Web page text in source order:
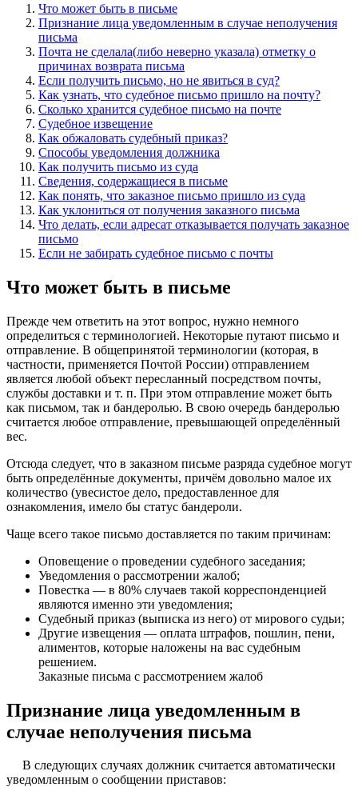
Что может быть в письме
Признание лица уведомленным в случае неполучения
письма
Почта не сделала(либо неверно указала) отметку о
причинах возврата письма
Если получить письмо, но не явиться в суд?
Как узнать, что судебное письмо пришло на почту?
Сколько хранится судебное письмо на почте
Судебное извещение
Как обжаловать судебный приказ?
Способы уведомления должника
Как получить письмо из суда
Сведения, содержащиеся в письме
Как понять, что заказное письмо пришло из суда
Как уклониться от получения заказного письма
Что делать, если адресат отказывается получать заказное
письмо
Если не забирать судебное письмо с почты
Что может быть в письме
Прежде чем ответить на этот вопрос, нужно немного
определиться с терминологией. Некоторые путают письмо и
отправление. В общепринятой терминологии (которая, в
частности, применяется Почтой России) отправлением
является любой объект пересланный посредством почты,
службы доставки и т. п. При этом отправление может быть
как письмом, так и бандеролью. В свою очередь бандеролью
считается любое отправление, превышающей определённый
вес.
Отсюда следует, что в заказном письме разряда судебное могут
быть определённые документы, причём довольно малое их
количество (увесистое дело, предоставленное для
ознакомления, имело бы статус бандероли.
Чаще всего такое письмо доставляется по таким причинам:
Оповещение о проведении судебного заседания;
Уведомления о рассмотрении жалоб;
Повестка — в 80% случаев такой корреспонденцией
являются именно эти уведомления;
Судебный приказ (выписка из него) от мирового судьи;
Другие извещения — оплата штрафов, пошлин, пени,
алиментов, которые наложены на вас судебным
решением.
Заказные письма с рассмотрением жалоб
Признание лица уведомленным в
случае неполучения письма
В следующих случаях должник считается автоматически
уведомленным о сообщении приставов: